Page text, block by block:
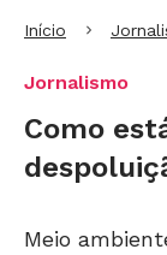
Início
Jornalismo
Como
Meio